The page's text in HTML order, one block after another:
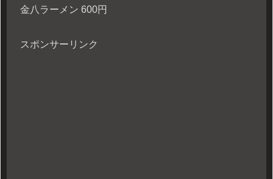
金八ラーメン 600円
スポンサーリンク